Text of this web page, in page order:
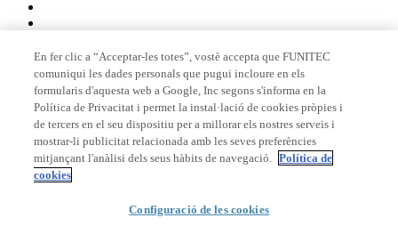
Membre de
Acreditacions
© 2026 La Salle Campus Barcelona - URL |Avís legal
En fer clic a “Acceptar-les totes”, vostè accepta que FUNITEC
comuniqui les dades personals que pugui incloure en els
formularis d'aquesta web a Google, Inc segons s'informa en la
Política de Privacitat i permet la instal·lació de cookies pròpies i
de tercers en el seu dispositiu per a millorar els nostres serveis i
mostrar-li publicitat relacionada amb les seves preferències
mitjançant l'anàlisi dels seus hàbits de navegació. Política de
cookies
Configuració de les cookies